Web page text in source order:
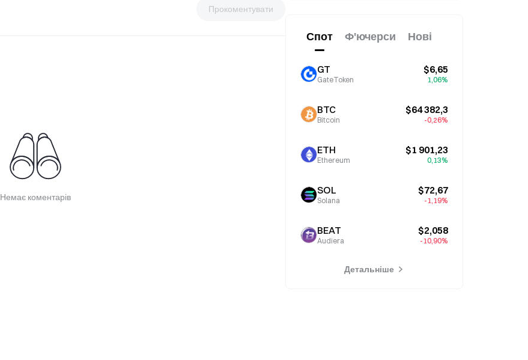
Прокоментувати
Немає коментарів
Спот Ф'ючерси Нові
GT
GateToken
$6,65
1,06%
BTC
Bitcoin
$64 382,3
-0,26%
ETH
Ethereum
$1 901,23
0,13%
SOL
Solana
$72,67
-1,19%
BEAT
Audiera
$2,058
-10,90%
Детальніше